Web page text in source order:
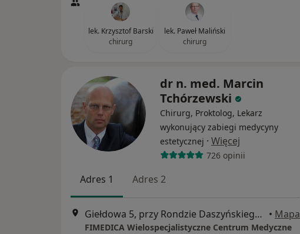
lek. Krzysztof Barski
chirurg
lek. Paweł Maliński
chirurg
dr n. med. Marcin
Tchórzewski
Chirurg, Proktolog, Lekarz
wykonujący zabiegi medycyny
estetycznej · Więcej
726 opinii
Adres 1 Adres 2
Giełdowa 5, przy Rondzie Daszyńskiego (Budynek LIXA D), Warszawa • Mapa
FIMEDICA Wielospecjalistyczne Centrum Medyczne